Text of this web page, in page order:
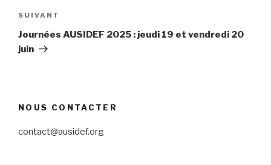
Article
suivant
SUIVANT
Journées AUSIDEF 2025 : jeudi 19 et vendredi 20
juin
NOUS CONTACTER
contact@ausidef.org